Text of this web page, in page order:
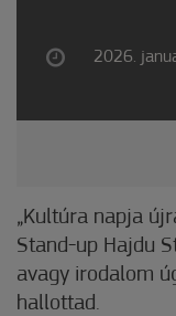
2026.
„Kultúra napja
Stand-up Hajdu
avagy irodalom
hallottad.